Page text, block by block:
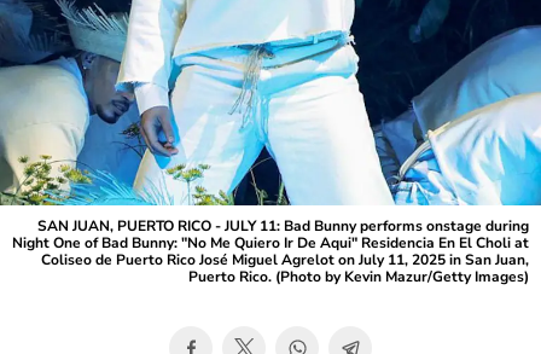
SAN JUAN, PUERTO RICO - JULY 11: Bad Bunny performs onstage during
Night One of Bad Bunny: "No Me Quiero Ir De Aqui" Residencia En El Choli at
Coliseo de Puerto Rico José Miguel Agrelot on July 11, 2025 in San Juan,
Puerto Rico. (Photo by Kevin Mazur/Getty Images)